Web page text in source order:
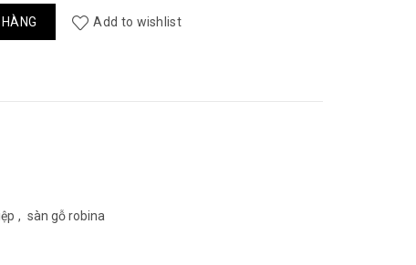
Add to wishlist
, sàn gỗ robina